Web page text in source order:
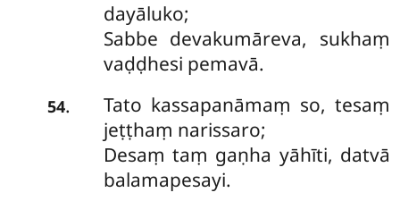
dayāluko;
Sabbe devakumāreva, sukhaṃ
vaḍḍhesi pemavā.
54.
Tato kassapanāmaṃ so, tesaṃ
jeṭṭhaṃ narissaro;
Desaṃ taṃ gaṇha yāhīti, datvā
balamapesayi.